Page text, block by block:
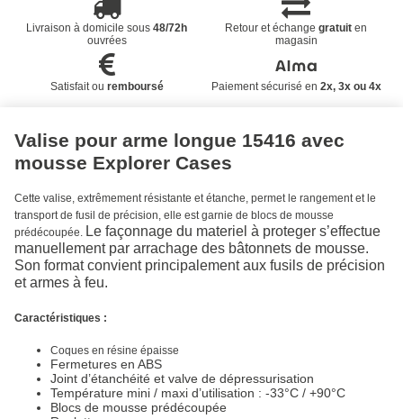
Livraison à domicile sous48/72h
ouvrées
Retour et échangegratuit en
magasin
Satisfait ou remboursé Paiement sécurisé en 2x, 3x ou 4x
Valise pour arme longue 15416 avec
mousse Explorer Cases
Cette valise, extrêmement résistante et étanche, permet le rangement et le
transport de fusil de précision, elle est garnie de blocs de mousse
prédécoupée. Le façonnage du materiel à proteger s’effectue
manuellement par arrachage des bâtonnets de mousse.
Son format convient principalement aux fusils de précision
et armes à feu.
Caractéristiques :
Coques en résine épaisse
Fermetures en ABS
Joint d’étanchéité et valve de dépressurisation
Température mini / maxi d’utilisation : -33°C / +90°C
Blocs de mousse prédécoupée